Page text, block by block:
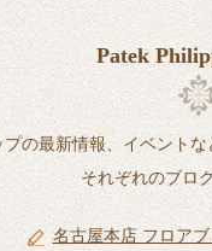
Patek
の最新情報、イベント
それぞれのブロ
名古屋本店 フロア